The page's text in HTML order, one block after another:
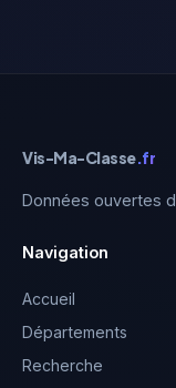
Vis-Ma-Classe.fr
Données ouvertes
Navigation
Accueil
Départements
Recherche